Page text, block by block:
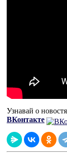
Узнавай о
ВКонтакте